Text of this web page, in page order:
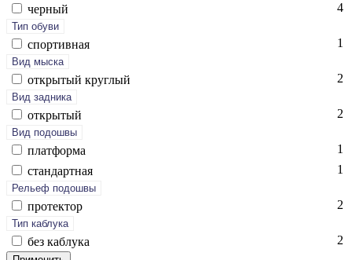
чер­ный
4
Тип обуви
спор­тивная 1
Вид мыска
отк­ры­тый круг­лый 2
Вид задника
отк­ры­тый 2
Вид подошвы
плат­форма
1
стан­дарт­ная
1
Рельеф подошвы
про­тек­тор 2
Тип каблука
без каб­лу­ка 2